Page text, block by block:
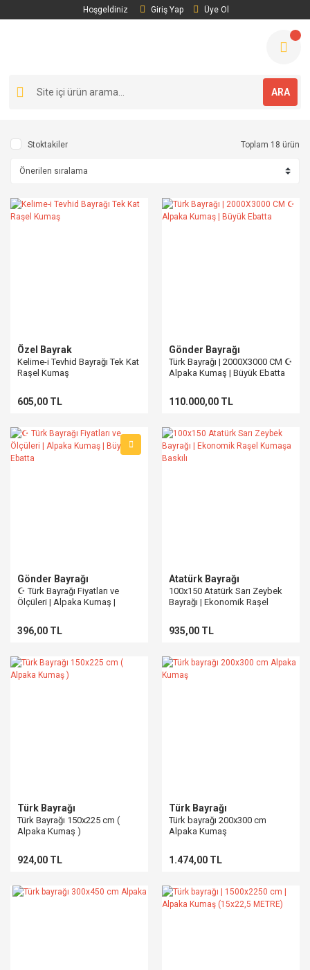
Hoşgeldiniz Giriş Yap Üye Ol
ARA
Stoktakiler Toplam 18 ürün
Özel Bayrak
Kelime-i Tevhid Bayrağı Tek Kat
Raşel Kumaş
605,00 TL
Gönder Bayrağı
Türk Bayrağı | 2000X3000 CM ☪
Alpaka Kumaş | Büyük Ebatta
110.000,00 TL
Gönder Bayrağı
☪ Türk Bayrağı Fiyatları ve
Ölçüleri | Alpaka Kumaş |
396,00 TL
Atatürk Bayrağı
100x150 Atatürk Sarı Zeybek
Bayrağı | Ekonomik Raşel
935,00 TL
Türk Bayrağı
Türk Bayrağı 150x225 cm (
Alpaka Kumaş )
924,00 TL
Türk Bayrağı
Türk bayrağı 200x300 cm
Alpaka Kumaş
1.474,00 TL